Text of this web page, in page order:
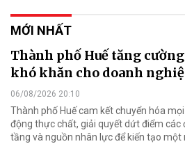
MỚI NHẤT
Thành phố Huế tăng
khó khăn cho doanh
06/08/2026 20:10
Thành phố Huế cam kết chuyển hóa
động thực chất, giải quyết dứt điểm các
tầng và nguồn nhân lực để kiến tạo